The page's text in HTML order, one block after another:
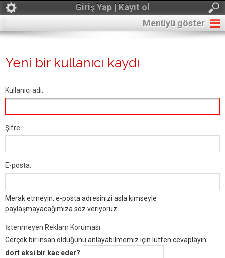
Giriş Yap | Kayıt ol
Menüyü göster
Yeni bir kullanıcı kaydı
Kullanıcı adı:
Şifre:
E-posta:
Merak etmeyin, e-posta adresinizi asla kimseyle
paylaşmayacağımıza söz veriyoruz...
İstenmeyen Reklam Koruması:
Gerçek bir insan olduğunu anlayabilmemiz için lütfen cevaplayın:.
dort eksi bir kac eder?